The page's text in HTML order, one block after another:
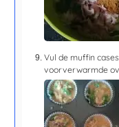
Vul de muffin
voorverwarmde